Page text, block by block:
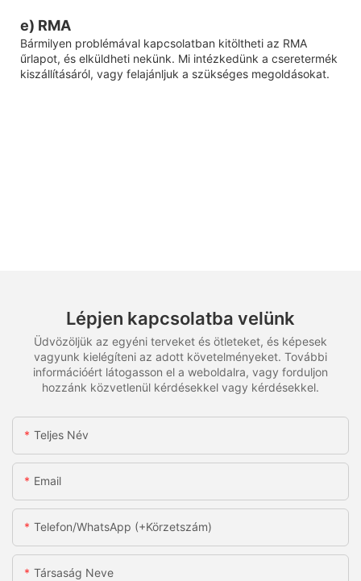
e) RMA
Bármilyen problémával kapcsolatban kitöltheti az RMA
űrlapot, és elküldheti nekünk. Mi intézkedünk a cseretermék
kiszállításáról, vagy felajánljuk a szükséges megoldásokat.
Lépjen kapcsolatba velünk
Üdvözöljük az egyéni terveket és ötleteket, és képesek
vagyunk kielégíteni az adott követelményeket. További
információért látogasson el a weboldalra, vagy forduljon
hozzánk közvetlenül kérdésekkel vagy kérdésekkel.
Teljes Név
Email
Telefon/WhatsApp (+körzetszám)
Társaság Neve